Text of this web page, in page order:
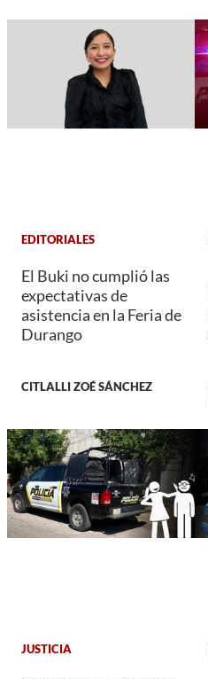
EDITORIALES
El Buki no cumplió las
expectativas de
asistencia en la Feria de
Durango
CITLALLI ZOÉ SÁNCHEZ
JUSTICIA